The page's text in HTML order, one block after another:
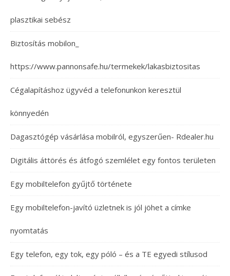
plasztikai sebész
Biztosítás mobilon_
https://www.pannonsafe.hu/termekek/lakasbiztositas
Cégalapításhoz ügyvéd a telefonunkon keresztül
könnyedén
Dagasztógép vásárlása mobilról, egyszerűen- Rdealer.hu
Digitális áttörés és átfogó szemlélet egy fontos területen
Egy mobiltelefon gyűjtő története
Egy mobiltelefon-javító üzletnek is jól jöhet a címke
nyomtatás
Egy telefon, egy tok, egy póló – és a TE egyedi stílusod